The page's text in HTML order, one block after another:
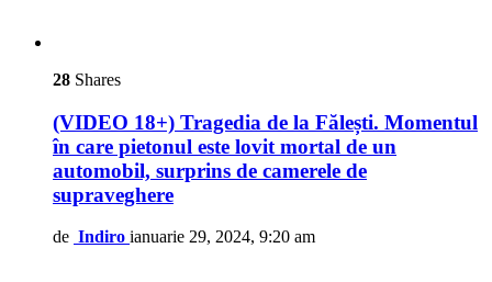
28 Shares
(VIDEO 18+) Tragedia de la Fălești. Momentul
în care pietonul este lovit mortal de un
automobil, surprins de camerele de
supraveghere
de Indiro ianuarie 29, 2024, 9:20 am